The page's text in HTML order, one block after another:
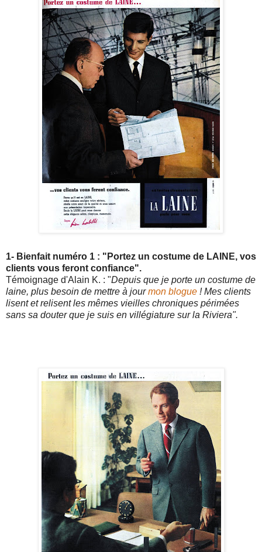
1- Bienfait numéro 1 : "Portez un costume de LAINE, vos
clients vous feront confiance".
Témoignage d'Alain K. : "Depuis que je porte un costume de
laine, plus besoin de mettre à jourmon blogue ! Mes clients
lisent et relisent les mêmes vieilles chroniques périmées
sans sa douter que je suis en villégiature sur la Riviera".